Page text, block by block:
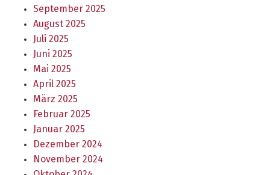
September 2025
August 2025
Juli 2025
Juni 2025
Mai 2025
April 2025
März 2025
Februar 2025
Januar 2025
Dezember 2024
November 2024